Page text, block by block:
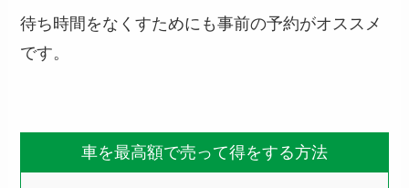
待ち時間をなくすためにも事前の予約がオススメ
です。
車を最高額で売って得をする方法